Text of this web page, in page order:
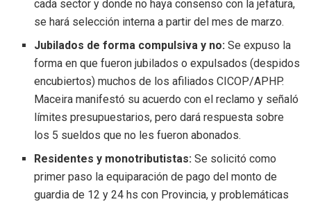
cada sector y donde no haya consenso con la jefatura,
se hará selección interna a partir del mes de marzo.
Jubilados de forma compulsiva y no:Se expuso la
forma en que fueron jubilados o expulsados (despidos
encubiertos) muchos de los afiliados CICOP/APHP.
Maceira manifestó su acuerdo con el reclamo y señaló
límites presupuestarios, pero dará respuesta sobre
los 5 sueldos que no les fueron abonados.
Residentes y monotributistas:Se solicitó como
primer paso la equiparación de pago del monto de
guardia de 12 y 24 hs con Provincia, y problemáticas